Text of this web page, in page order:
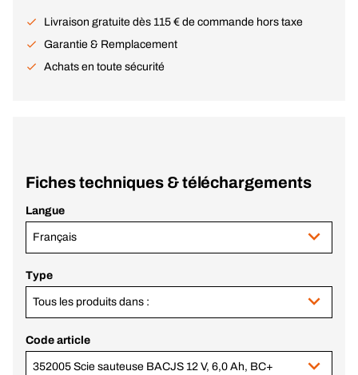
Livraison gratuite dès 115 € de commande hors taxe
Garantie & Remplacement
Achats en toute sécurité
Fiches techniques & téléchargements
Langue
Français
Type
Tous les produits dans :
Code article
352005 Scie sauteuse BACJS 12 V, 6,0 Ah, BC+